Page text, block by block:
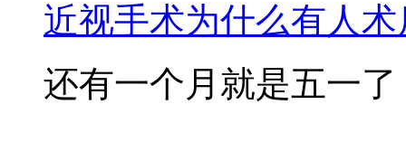
近视手术为什么有人
还有一个月就是五一